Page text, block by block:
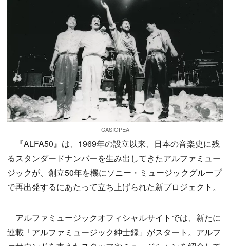
CASIOPEA
『ALFA50』は、1969年の設立以来、日本の音楽史に残
るスタンダードナンバーを生み出してきたアルファミュー
ジックが、創立50年を機にソニー・ミュージックグループ
で再出発するにあたって立ち上げられた新プロジェクト。
アルファミュージックオフィシャルサイトでは、新たに
連載「アルファミュージック紳士録」がスタート。アルフ